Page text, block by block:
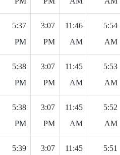
5:54
AM
11:46
AM
3:07
PM
5:37
PM
5:53
AM
11:45
AM
3:07
PM
5:38
PM
5:52
AM
11:45
AM
3:07
PM
5:38
PM
5:51
11:45
3:07
5:39